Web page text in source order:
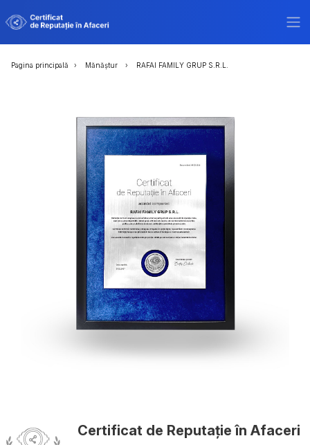
Pagina principală Mănăștur RAFAI FAMILY GRUP S.R.L.
Certificat de Reputație în Afaceri